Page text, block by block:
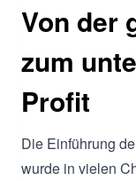
Von der
zum
Profit
Die Einführung
wurde in vielen